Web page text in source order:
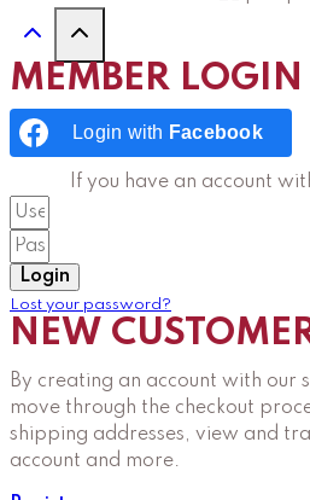
MEMBER LOGIN
Login with Facebook
If you have an account
Login
Lost your password?
NEW
By creating an account with our
move through the checkout
shipping addresses, view and
account and more.